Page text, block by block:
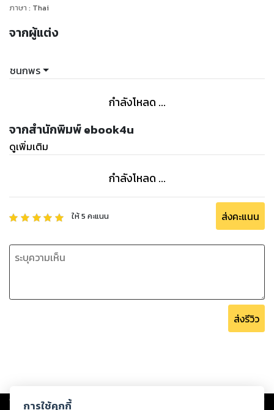
ภาษา : Thai
จากผู้แต่ง
ชนกพร
กำลังโหลด ...
จากสำนักพิมพ์ ebook4u
ดูเพิ่มเติม
กำลังโหลด ...
ให้5 คะแนน ส่งคะแนน
ส่งรีวิว
Copyright © 2026
การใช้คุกกี้